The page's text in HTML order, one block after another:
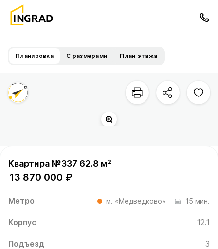
Планировка С размерами План этажа
Квартира №337 62.8 м²
13 870 000 ₽
Метро м. «Медведково» 15 мин.
Корпус 12.1
Подъезд 3